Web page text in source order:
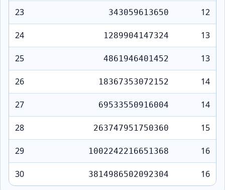
23 343059613650 12
24 1289904147324 13
25 4861946401452 13
26 18367353072152 14
27 69533550916004 14
28 263747951750360 15
29 1002242216651368 16
30 3814986502092304 16